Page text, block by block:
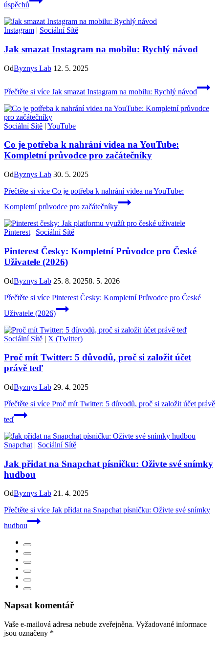
úspěchů
Instagram | Sociální Sítě
Jak smazat Instagram na mobilu: Rychlý návod
OdByznys Lab 12. 5. 2025
Přečtěte si více Jak smazat Instagram na mobilu: Rychlý návod
Sociální Sítě | YouTube
Co je potřeba k nahrání videa na YouTube:
Kompletní průvodce pro začátečníky
OdByznys Lab 30. 5. 2025
Přečtěte si více Co je potřeba k nahrání videa na YouTube:
Kompletní průvodce pro začátečníky
Pinterest | Sociální Sítě
Pinterest Česky: Kompletní Průvodce pro České
Uživatele (2026)
OdByznys Lab 25. 8. 20258. 5. 2026
Přečtěte si více Pinterest Česky: Kompletní Průvodce pro České
Uživatele (2026)
Sociální Sítě | X (Twitter)
Proč mít Twitter: 5 důvodů, proč si založit účet
právě teď
OdByznys Lab 29. 4. 2025
Přečtěte si více Proč mít Twitter: 5 důvodů, proč si založit účet právě
teď
Snapchat | Sociální Sítě
Jak přidat na Snapchat písničku: Oživte své snímky
hudbou
OdByznys Lab 21. 4. 2025
Přečtěte si více Jak přidat na Snapchat písničku: Oživte své snímky
hudbou
Napsat komentář
Vaše e-mailová adresa nebude zveřejněna. Vyžadované informace
jsou označeny *